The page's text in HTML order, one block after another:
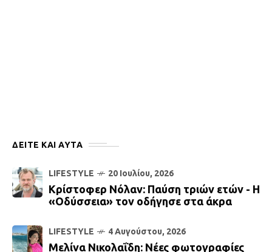
ΔΕΙΤΕ ΚΑΙ ΑΥΤΆ
LIFESTYLE 20 Ιουλίου, 2026
Κρίστοφερ Νόλαν: Παύση τριών ετών - Η
«Οδύσσεια» τον οδήγησε στα άκρα
LIFESTYLE 4 Αυγούστου, 2026
Μελίνα Νικολαΐδη: Νέες φωτογραφίες